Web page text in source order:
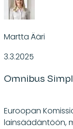
Martta Ääri
3.3.2025
Omnibus
Euroopan
lainsäädäntöön,